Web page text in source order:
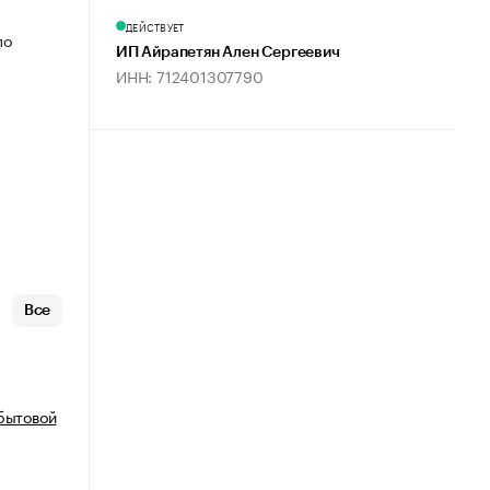
Все
ДЕЙСТВУЕТ
ИП Айрапетян Ален Сергеевич
ИНН: 712401307790